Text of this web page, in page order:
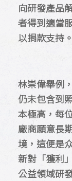
向研發產品
者得到適當
以捐款支持。
林崇偉舉例
仍未包含到
本極高，每
廠商願意長
境，這便是
新對「獲利
公益領域研